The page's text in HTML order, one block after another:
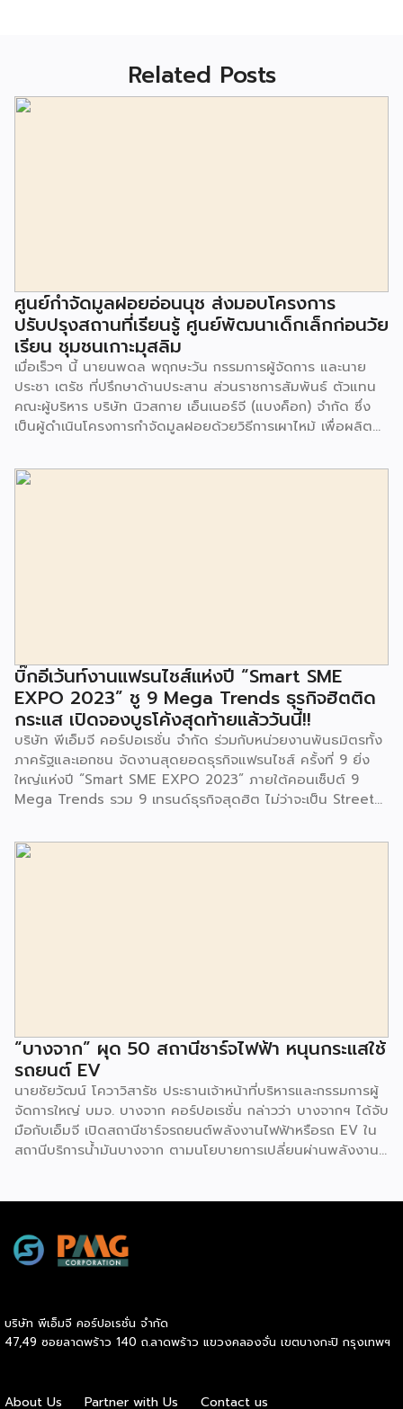
Related Posts
ศูนย์กำจัดมูลฝอยอ่อนนุช ส่งมอบโครงการ
ปรับปรุงสถานที่เรียนรู้ ศูนย์พัฒนาเด็กเล็กก่อนวัย
เรียน ชุมชนเกาะมุสลิม
เมื่อเร็วๆ นี้ นายนพดล พฤกษะวัน กรรมการผู้จัดการ และนาย
ประชา เตรัช ที่ปรึกษาด้านประสาน ส่วนราชการสัมพันธ์ ตัวแทน
คณะผู้บริหาร บริษัท นิวสกาย เอ็นเนอร์จี (แบงค็อก) จํากัด ซึ่ง
เป็นผู้ดำเนินโครงการกำจัดมูลฝอยด้วยวิธีการเผาไหม้ เพื่อผลิต
มูลฝอยอ่อนนุช เป็นประธานในพิธีส่งมอบโครงการปรับปรุงสถาน
ที่เรียนรู้ ศูนย์พัฒนาเด็กเล็ก ก่อนวัยเรียน ชุมชนเกาะมุสลิม แขวง
จนประชาชนในชุมชนและพื้นที่ใกล้เคียง รวมถึงคณะครู ผู้ปกครอง
และนักเรียนจากศูนย์พัฒนาเด็กเล็กก่อนวัยเรียน ชุมชนเกาะมุสลิม
ร่วมเป็นเกียรติในพิธีดังกล่าว โครงการกำจัดมูลฝอยด้วยวิธีการ
เผาไหม้ฯ ยังมีกิจกรรมเพื่อสังคมหรือ CSR อื่นๆ อีกมากมาย กับ
ชุมชนรอบๆ พื้นที่โครงการอย่างต่อเนื่อง อาทิ การลงพื้นที่
ประชาสัมพันธ์ […]
บิ๊กอีเว้นท์งานแฟรนไชส์แห่งปี “Smart SME
EXPO 2023” ชู 9 Mega Trends ธุรกิจฮิตติด
กระแส เปิดจองบูธโค้งสุดท้ายแล้ววันนี้!!
บริษัท พีเอ็มจี คอร์ปอเรชั่น จำกัด ร่วมกับหน่วยงานพันธมิตรทั้ง
ภาครัฐและเอกชน จัดงานสุดยอดธุรกิจแฟรนไชส์ ครั้งที่ 9 ยิ่ง
ใหญ่แห่งปี “Smart SME EXPO 2023” ภายใต้คอนเซ็ปต์ 9
Mega Trends รวม 9 เทรนด์ธุรกิจสุดฮิต ไม่ว่าจะเป็น Street
Trends, Coffee & Beverage Trends, Education Trends,
Health & Wellness Trends, E-Commerce Trends,
“บางจาก” ผุด 50 สถานีชาร์จไฟฟ้า หนุนกระแสใช้
รถยนต์ EV
นายชัยวัฒน์ โควาวิสารัช ประธานเจ้าหน้าที่บริหารและกรรมการผู้
จัดการใหญ่ บมจ. บางจาก คอร์ปอเรชั่น กล่าวว่า บางจากฯ ได้จับ
มือกับเอ็มจี เปิดสถานีชาร์จรถยนต์พลังงานไฟฟ้าหรือรถ EV ใน
สถานีบริการน้ำมันบางจาก ตามนโยบายการเปลี่ยนผ่านพลังงาน
สถานีบริการน้ำมันบางจากมีสถานีชาร์จรถ EV ทั้งในกรุงเทพฯ
และต่างจังหวัด ครอบคลุมทั่วประเทศ .โดยความร่วมมือครั้งนี้
สถานีชาร์จรถยนต์ไฟฟ้า “MG Super Charge” ในสถานีบริการ
น้ำมันบางจาก ครอบคลุมทั้งในเขตกรุงเทพฯ นนทบุรีและ
บริษัท พีเอ็มจี คอร์ปอเรชั่น จำกัด
47,49 ซอยลาดพร้าว 140 ถ.ลาดพร้าว แขวงคลองจั่น เขตบางกะปิ กรุงเทพฯ
About Us Partner with Us Contact us